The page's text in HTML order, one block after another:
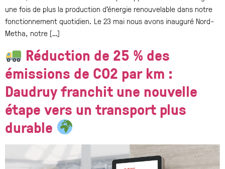
une fois de plus la production d’énergie renouvelable dans notre
fonctionnement quotidien. Le 23 mai nous avons inauguré Nord-
Metha, notre […]
Réduction de 25 % des
émissions de CO2 par km :
Daudruy franchit une nouvelle
étape vers un transport plus
durable